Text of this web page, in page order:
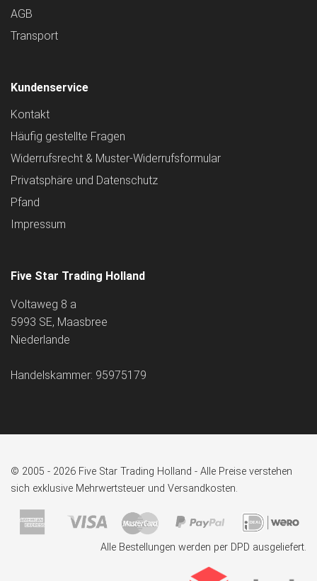
AGB
Transport
Kundenservice
Kontakt
Häufig gestellte Fragen
Widerrufsrecht & Muster-Widerrufsformular
Privatsphäre und Datenschutz
Pfand
Impressum
Five Star Trading Holland
Voltaweg 8 a
5993 SE, Maasbree
Niederlande
Handelskammer: 95975179
© 2005 - 2026 Five Star Trading Holland - Alle Preise verstehen
sich exklusive Mehrwertsteuer und Versandkosten.
Alle Bestellungen werden per DPD ausgeliefert.